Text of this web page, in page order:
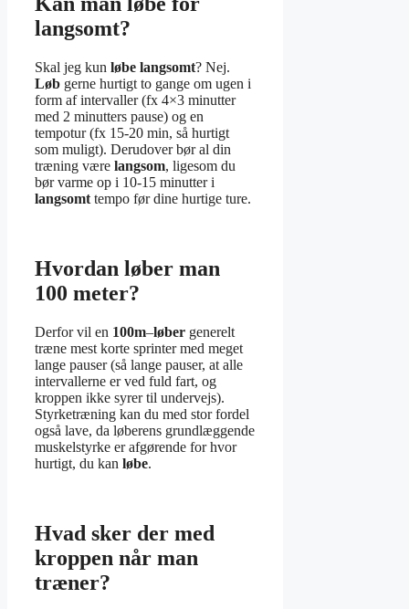
langsomt?
Skal jeg kun løbe langsomt? Nej.
Løb gerne hurtigt to gange om ugen i
form af intervaller (fx 4×3 minutter
med 2 minutters pause) og en
tempotur (fx 15-20 min, så hurtigt
som muligt). Derudover bør al din
træning være langsom, ligesom du
bør varme op i 10-15 minutter i
langsomt tempo før dine hurtige ture.
Hvordan løber man
100 meter?
Derfor vil en 100m–løber generelt
træne mest korte sprinter med meget
lange pauser (så lange pauser, at alle
intervallerne er ved fuld fart, og
kroppen ikke syrer til undervejs).
Styrketræning kan du med stor fordel
også lave, da løberens grundlæggende
muskelstyrke er afgørende for hvor
hurtigt, du kan løbe.
Hvad sker der med
kroppen når man
træner?